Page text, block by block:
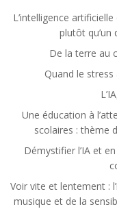
L’intelligence
plutôt qu’un
De la terre au
Quand le
Une éducation à
scolaires : thème
Démystifier l’IA et
Voir vite et lentement :
musique et de la